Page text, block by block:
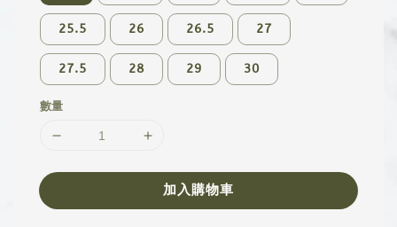
25.5 26 26.5 27
27.5 28 29 30
數量
加入購物車